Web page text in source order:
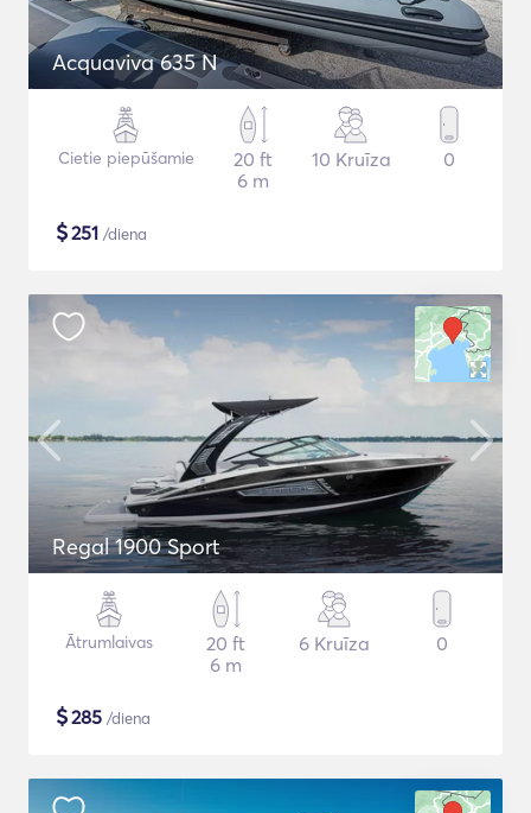
Acquaviva 635 N
Cietie piepūšamie
20 ft
6 m
10 Kruīza 0
$251 /diena
Regal 1900 Sport
Ātrumlaivas
20 ft
6 m
6 Kruīza 0
$285 /diena